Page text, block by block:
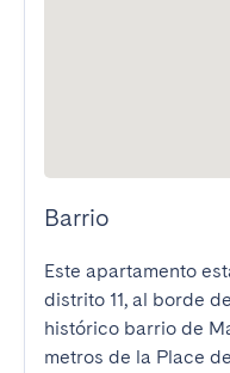
Barrio
Este apartamento
distrito 11, al borde
histórico barrio de
metros de la Place